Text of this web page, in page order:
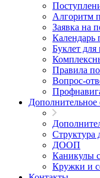
Алгоритм
Заявка на
Календарь
Буклет
Правила
Вопрос-
Дополнительное
Структура
ДООП
Каникулы
Кружки и